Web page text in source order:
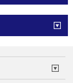
状況
要望